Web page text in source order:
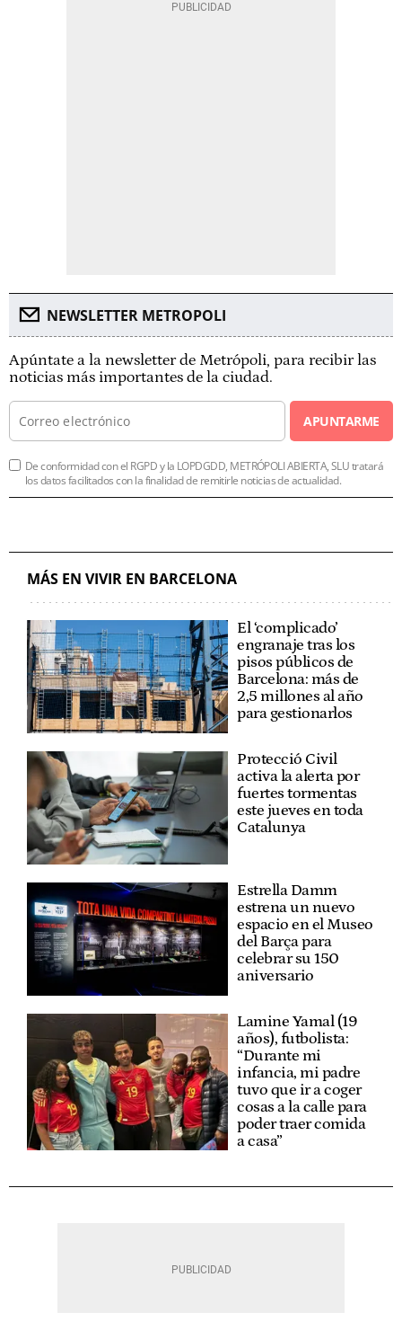
NEWSLETTER METROPOLI
Apúntate a la newsletter de Metrópoli, para recibir las
noticias más importantes de la ciudad.
APUNTARME
De conformidad con el RGPD y la LOPDGDD, METRÓPOLI ABIERTA, SLU tratará
los datos facilitados con la finalidad de remitirle noticias de actualidad.
MÁS EN VIVIR EN BARCELONA
El ‘complicado’
engranaje tras los
pisos públicos de
Barcelona: más de
2,5 millones al año
para gestionarlos
Protecció Civil
activa la alerta por
fuertes tormentas
este jueves en toda
Catalunya
Estrella Damm
estrena un nuevo
espacio en el Museo
del Barça para
celebrar su 150
aniversario
Lamine Yamal (19
años), futbolista:
“Durante mi
infancia, mi padre
tuvo que ir a coger
cosas a la calle para
poder traer comida
a casa”